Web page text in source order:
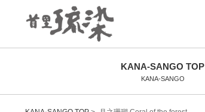
KANA-SANGO TOP
KANA-SANGO